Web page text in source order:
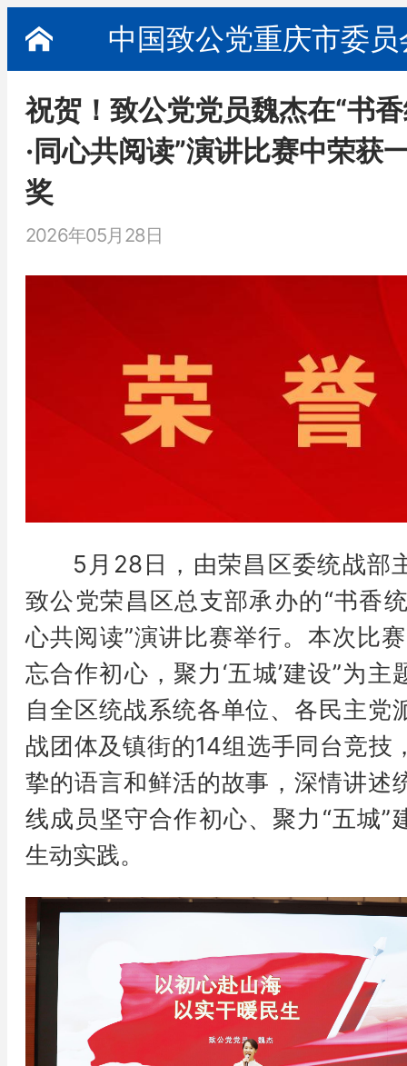
中国致公党重庆市委员
祝贺！致公党党员魏杰在“书
·同心共阅读”演讲比赛中荣获
奖
2026年05月28日
5月28日，由荣昌区委统战部
致公党荣昌区总支部承办的“书香
心共阅读”演讲比赛举行。本次比
忘合作初心，聚力‘五城’建设”为主
自全区统战系统各单位、各民主党
战团体及镇街的14组选手同台竞技
挚的语言和鲜活的故事，深情讲述
线成员坚守合作初心、聚力“五城”
生动实践。